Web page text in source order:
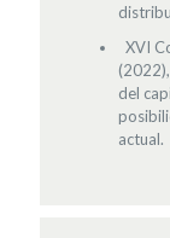
XVI
del
actual.